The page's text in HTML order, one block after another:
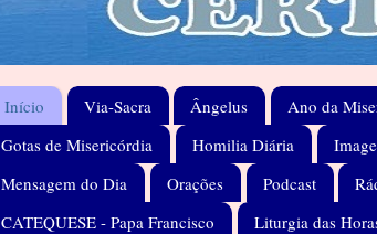
Início Via-Sacra Ângelus Ano da
Gotas de Misericórdia
Homilia Diária
Mensagem do Dia
Orações Podcast
CATEQUESE - Papa Francisco
Liturgia das